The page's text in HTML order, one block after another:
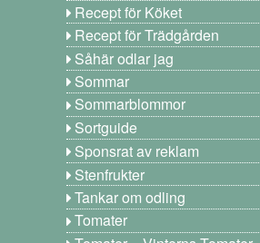
Recept för Köket
Recept för Trädgården
Såhär odlar jag
Sommar
Sommarblommor
Sortguide
Sponsrat av reklam
Stenfrukter
Tankar om odling
Tomater